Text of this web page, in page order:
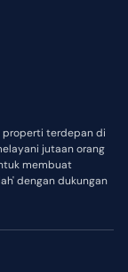
properti terdepan di
jutaan orang
membuat
dengan dukungan